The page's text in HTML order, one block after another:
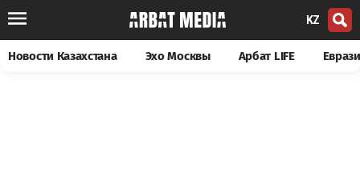
KZ
Новости Казахстана Эхо Москвы Арбат LIFE